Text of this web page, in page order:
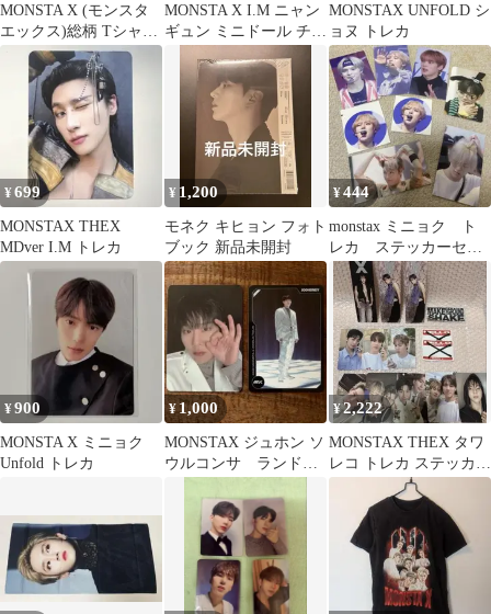
MONSTA X (モンスタ
エックス)総柄 Tシャツ
クルーネック 半袖 黒
MONSTA X I.M ニャン
ギュン ミニドール チャ
MONSTAX UNFOLD シ
ョヌ トレカ
¥699
MONSTAX THEX
MDver I.M トレカ
¥ 1,200
モネク キヒョン フォト
ブック 新品未開封
¥444
monstax ミニョク ト
レカ ステッカーセッ
ト
¥900
MONSTA X ミニョク
Unfold トレカ
¥1,000
MONSTAX ジュホン ソ
ウルコンサ ランドム
¥2,222
MONSTAX THEX タワ
レコ トレカ ステッカー
ミニョク ショヌ